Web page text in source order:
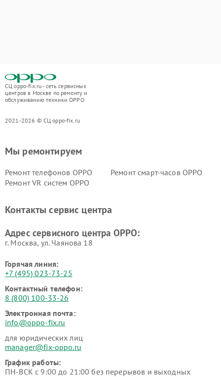
СЦ oppo-fix.ru - сеть сервисных
центров в Москве по ремонту и
обслуживанию техники OPPO
2021-2026 © СЦ oppo-fix.ru
Мы ремонтируем
Ремонт телефонов OPPO
Ремонт смарт-часов OPPO
Ремонт VR систем OPPO
Контакты сервис центра
Адрес сервисного центра OPPO:
г. Москва, ул. Чаянова 18
Горячая линия:
+7 (495) 023-73-25
Контактный телефон:
8 (800) 100-33-26
Электронная почта:
info@oppo-fix.ru
для юридических лиц
manager@fix-oppo.ru
График работы:
ПН-ВСК с 9:00 до 21:00 без перерывов и выходных